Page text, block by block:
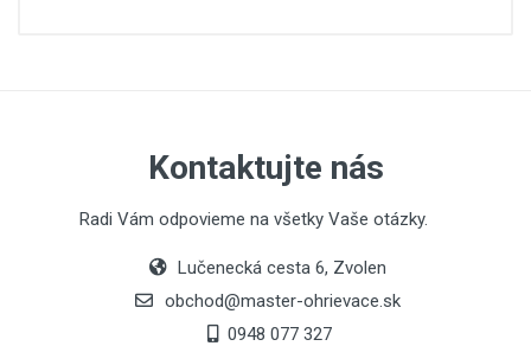
Kontaktujte nás
Radi Vám odpovieme na všetky Vaše otázky.
Lučenecká cesta 6, Zvolen
obchod@master-ohrievace.sk
0948 077 327